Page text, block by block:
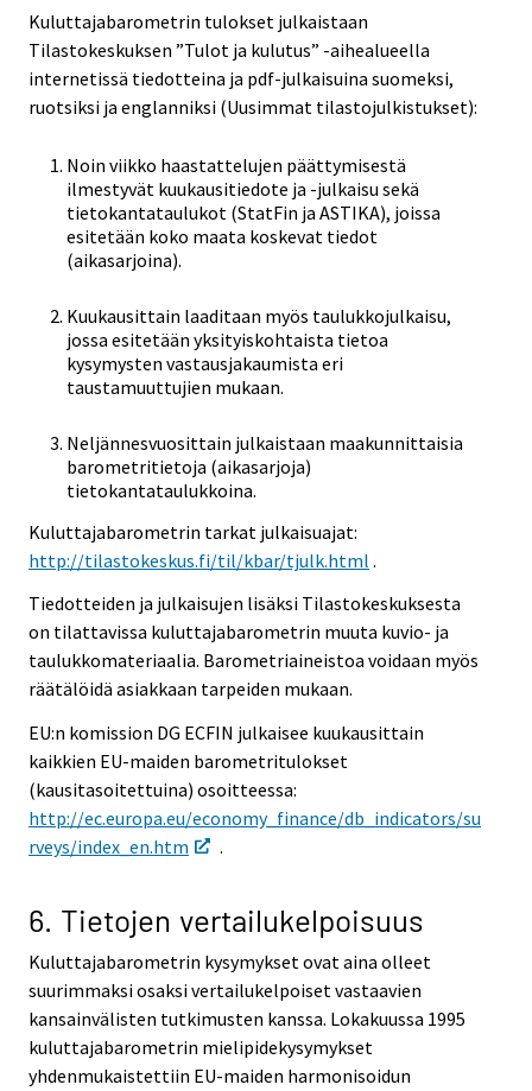
Kuluttajabarometrin tulokset julkaistaan
Tilastokeskuksen ”Tulot ja kulutus” -aihealueella
internetissä tiedotteina ja pdf-julkaisuina suomeksi,
ruotsiksi ja englanniksi (Uusimmat tilastojulkistukset):
Noin viikko haastattelujen päättymisestä
ilmestyvät kuukausitiedote ja -julkaisu sekä
tietokantataulukot (StatFin ja ASTIKA), joissa
esitetään koko maata koskevat tiedot
(aikasarjoina).
Kuukausittain laaditaan myös taulukkojulkaisu,
jossa esitetään yksityiskohtaista tietoa
kysymysten vastausjakaumista eri
taustamuuttujien mukaan.
Neljännesvuosittain julkaistaan maakunnittaisia
barometritietoja (aikasarjoja)
tietokantataulukkoina.
Kuluttajabarometrin tarkat julkaisuajat:
http://tilastokeskus.fi/til/kbar/tjulk.html .
Tiedotteiden ja julkaisujen lisäksi Tilastokeskuksesta
on tilattavissa kuluttajabarometrin muuta kuvio- ja
taulukkomateriaalia. Barometriaineistoa voidaan myös
räätälöidä asiakkaan tarpeiden mukaan.
EU:n komission DG ECFIN julkaisee kuukausittain
kaikkien EU-maiden barometritulokset
(kausitasoitettuina) osoitteessa:
http://ec.europa.eu/economy_finance/db_indicators/su
rveys/index_en.htm
.
6. Tietojen vertailukelpoisuus
Kuluttajabarometrin kysymykset ovat aina olleet
suurimmaksi osaksi vertailukelpoiset vastaavien
kansainvälisten tutkimusten kanssa. Lokakuussa 1995
kuluttajabarometrin mielipidekysymykset
yhdenmukaistettiin EU-maiden harmonisoidun